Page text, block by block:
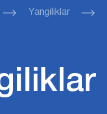
Yangiliklar